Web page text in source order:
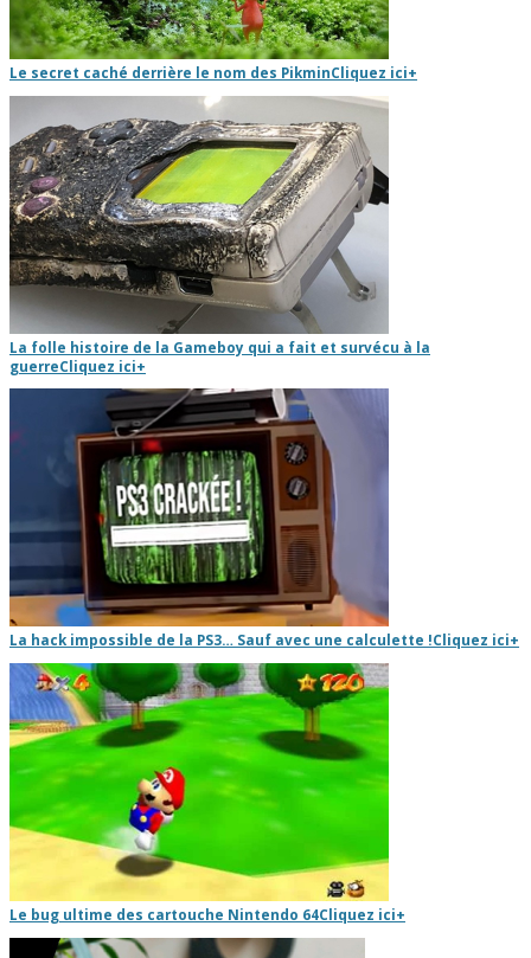
Le secret caché derrière le nom des PikminCliquez ici+
La folle histoire de la Gameboy qui a fait et survécu à la
guerreCliquez ici+
La hack impossible de la PS3… Sauf avec une calculette !Cliquez ici+
Le bug ultime des cartouche Nintendo 64Cliquez ici+